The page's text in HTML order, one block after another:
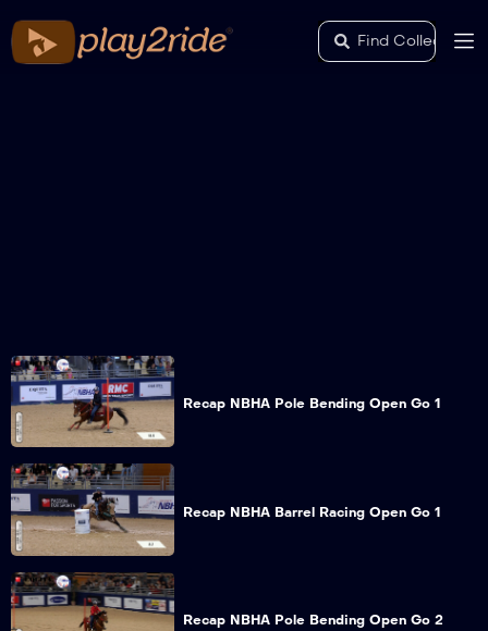
Recap NBHA Pole Bending Open Go 1
Recap NBHA Barrel Racing Open Go 1
Recap NBHA Pole Bending Open Go 2